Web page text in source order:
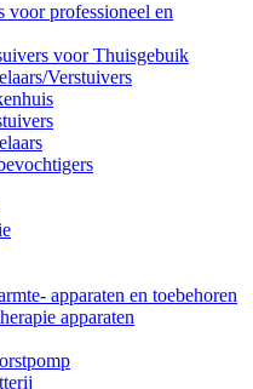
voor professioneel en
voor Thuisgebuik
Verstuivers
apparaten en toebehoren
apparaten